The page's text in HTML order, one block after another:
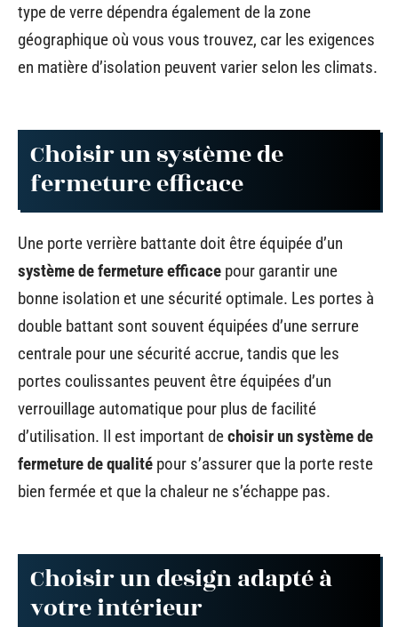
type de verre dépendra également de la zone
géographique où vous vous trouvez, car les exigences
en matière d’isolation peuvent varier selon les climats.
Choisir un système de
fermeture efficace
Une porte verrière battante doit être équipée d’un
système de fermeture efficace pour garantir une
bonne isolation et une sécurité optimale. Les portes à
double battant sont souvent équipées d’une serrure
centrale pour une sécurité accrue, tandis que les
portes coulissantes peuvent être équipées d’un
verrouillage automatique pour plus de facilité
d’utilisation. Il est important dechoisir un système de
fermeture de qualité pour s’assurer que la porte reste
bien fermée et que la chaleur ne s’échappe pas.
Choisir un design adapté à
votre intérieur